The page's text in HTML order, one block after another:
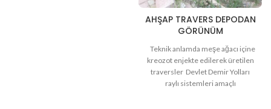
AHŞAP TRAVERS DEPODAN
GÖRÜNÜM
Teknik anlamda meşe ağacı içine
kreozot enjekte edilerek üretilen
traversler Devlet Demir Yolları
raylı sistemleri amaçlı